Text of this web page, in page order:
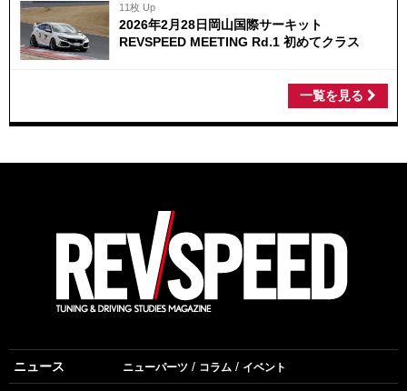
11枚 Up
2026年2月28日岡山国際サーキット
REVSPEED MEETING Rd.1 初めてクラス
一覧を見る
ニュース ニューパーツ コラム イベント